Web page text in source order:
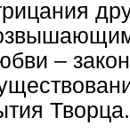
–
Творца.